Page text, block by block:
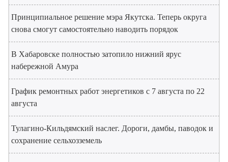
Принципиальное решение мэра Якутска. Теперь округа
снова смогут самостоятельно наводить порядок
В Хабаровске полностью затопило нижний ярус
набережной Амура
График ремонтных работ энергетиков с 7 августа по 22
августа
Тулагино-Кильдямский наслег. Дороги, дамбы, паводок и
сохранение сельхозземель